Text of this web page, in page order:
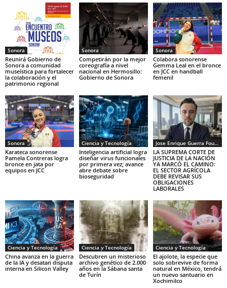
Sonora
Reunirá Gobierno de
Sonora a comunidad
museística para fortalecer
la colaboración y el
patrimonio regional
Sonora
Competirán por la mejor
coreografía a nivel
nacional en Hermosillo:
Gobierno de Sonora
Sonora
Colabora sonorense
Gemma Leal en el bronce
en JCC en handball
femenil
Sonora
Karateca sonorense
Pamela Contreras logra
bronce en jata por
equipos en JCC
Ciencia y Tecnología
Inteligencia artificial logra
diseñar virus funcionales
por primera vez; avance
abre debate sobre
bioseguridad
Jose Enrique Guerra Fourcade
LA SUPREMA CORTE DE
JUSTICIA DE LA NACIÓN
YA MARCÓ EL CAMINO:
EL SECTOR AGRÍCOLA
DEBE REVISAR SUS
OBLIGACIONES
LABORALES
Ciencia y Tecnología
China avanza en la guerra
de la IA y desatan disputa
interna en Silicon Valley
Ciencia y Tecnología
Descubren un misterioso
archivo genético de 2.000
años en la Sábana santa
de Turín
Ciencia y Tecnología
El ajolote, la especie que
solo sobrevive de forma
natural en México, tendrá
un nuevo santuario en
Xochimilco